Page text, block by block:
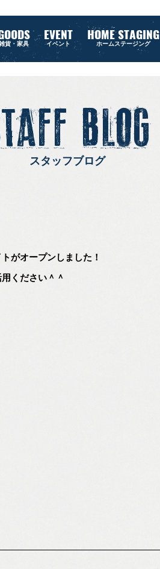
貨・家具
EVENT
イベント
HOME STAGING
ホームステージング
BLOG
スタッフブログ
がオープンしました！
ください＾＾